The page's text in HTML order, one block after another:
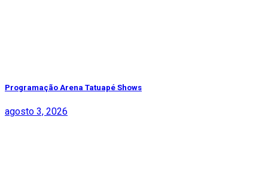
Programação Arena Tatuapé Shows
agosto 3, 2026